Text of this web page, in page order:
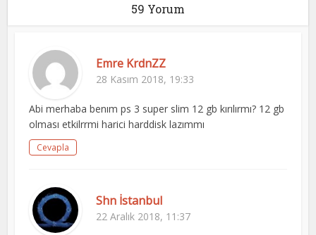
59 Yorum
Emre KrdnZZ
28 Kasım 2018, 19:33
Abi merhaba benım ps 3 super slim 12 gb kırılırmı? 12 gb
olması etkilrrmi harici harddisk lazımmı
Cevapla
Shn İstanbul
22 Aralık 2018, 11:37